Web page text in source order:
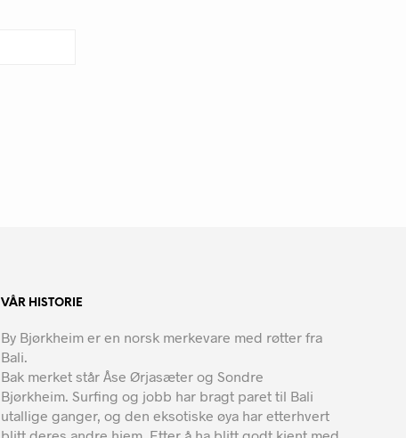
VÅR HISTORIE
By Bjørkheim er en norsk merkevare med røtter fra
Bali.
Bak merket står Åse Ørjasæter og Sondre
Bjørkheim. Surfing og jobb har bragt paret til Bali
utallige ganger, og den eksotiske øya har etterhvert